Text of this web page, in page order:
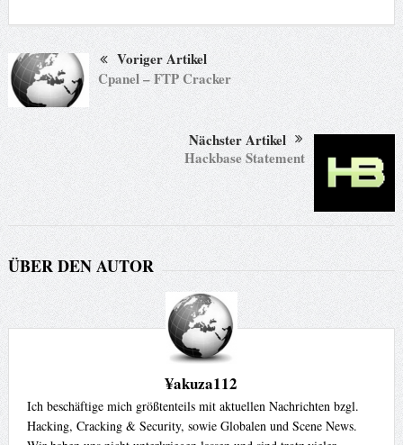
Voriger Artikel
Cpanel – FTP Cracker
Nächster Artikel
Hackbase Statement
ÜBER DEN AUTOR
¥akuza112
Ich beschäftige mich größtenteils mit aktuellen Nachrichten bzgl.
Hacking, Cracking & Security, sowie Globalen und Scene News.